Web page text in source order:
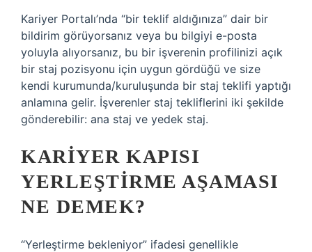
Kariyer Portalı’nda “bir teklif aldığınıza” dair bir
bildirim görüyorsanız veya bu bilgiyi e-posta
yoluyla alıyorsanız, bu bir işverenin profilinizi açık
bir staj pozisyonu için uygun gördüğü ve size
kendi kurumunda/kuruluşunda bir staj teklifi yaptığı
anlamına gelir. İşverenler staj tekliflerini iki şekilde
gönderebilir: ana staj ve yedek staj.
KARIYER KAPISI
YERLEŞTIRME AŞAMASI
NE DEMEK?
“Yerleştirme bekleniyor” ifadesi genellikle